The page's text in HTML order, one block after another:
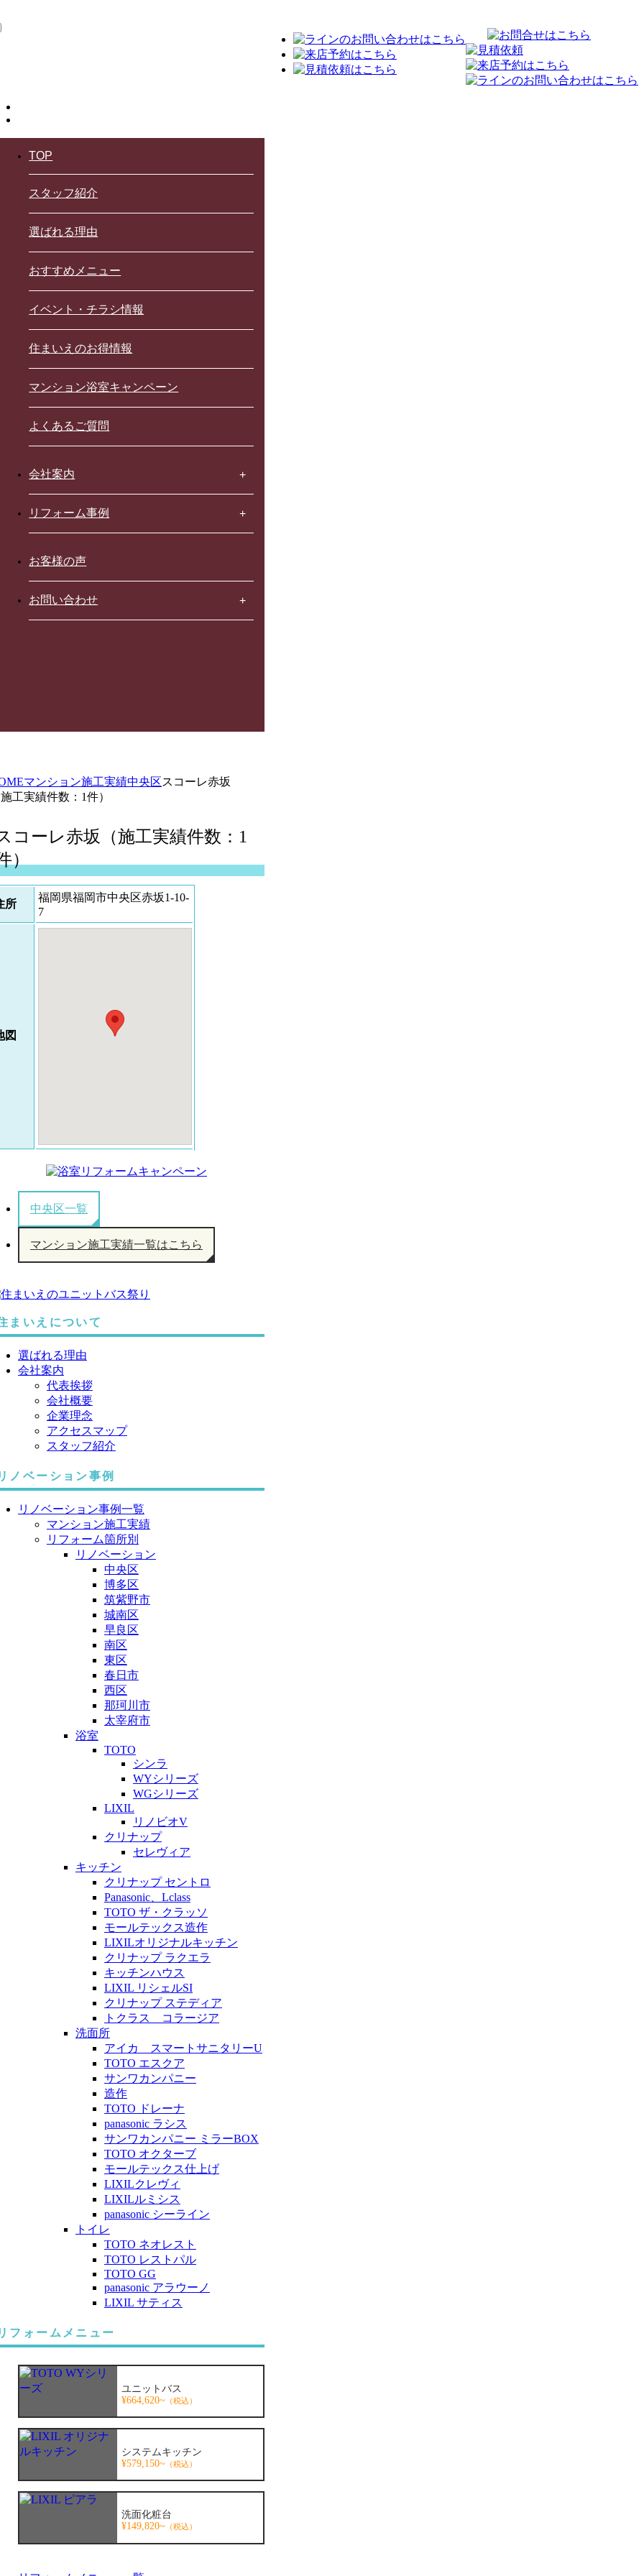
TOP
スタッフ紹介
選ばれる理由
おすすめメニュー
イベント・チラシ情報
住まいえのお得情報
マンション浴室キャンペーン
よくあるご質問
会社案内
リフォーム事例
お客様の声
お問い合わせ
マンション施工実績中央区スコーレ赤坂
工実績件数：1件）
コーレ赤坂（施工実績件数：1
）
所
福岡県福岡市中央区赤坂1-10-
7
図
中央区一覧
マンション施工実績一覧はこちら
まいえについて
選ばれる理由
会社案内
代表挨拶
会社概要
企業理念
アクセスマップ
スタッフ紹介
ノベーション事例
リノベーション事例一覧
マンション施工実績
リフォーム箇所別
リノベーション
中央区
博多区
筑紫野市
城南区
早良区
南区
東区
春日市
西区
那珂川市
太宰府市
浴室
TOTO
シンラ
WYシリーズ
WGシリーズ
LIXIL
リノビオV
クリナップ
セレヴィア
キッチン
クリナップ セントロ
Panasonic、Lclass
TOTO ザ・クラッソ
モールテックス造作
LIXILオリジナルキッチン
クリナップ ラクエラ
キッチンハウス
LIXIL リシェルSI
クリナップ ステディア
トクラス コラージア
洗面所
アイカ スマートサニタリーU
TOTO エスクア
サンワカンパニー
造作
TOTO ドレーナ
panasonic ラシス
サンワカンパニー ミラーBOX
TOTO オクターブ
モールテックス仕上げ
LIXILクレヴィ
LIXILルミシス
panasonic シーライン
トイレ
TOTO ネオレスト
TOTO レストパル
TOTO GG
panasonic アラウーノ
LIXIL サティス
フォームメニュー
ユニットバス
¥664,620~ （税込）
システムキッチン
¥579,150~ （税込）
洗面化粧台
¥149,820~ （税込）